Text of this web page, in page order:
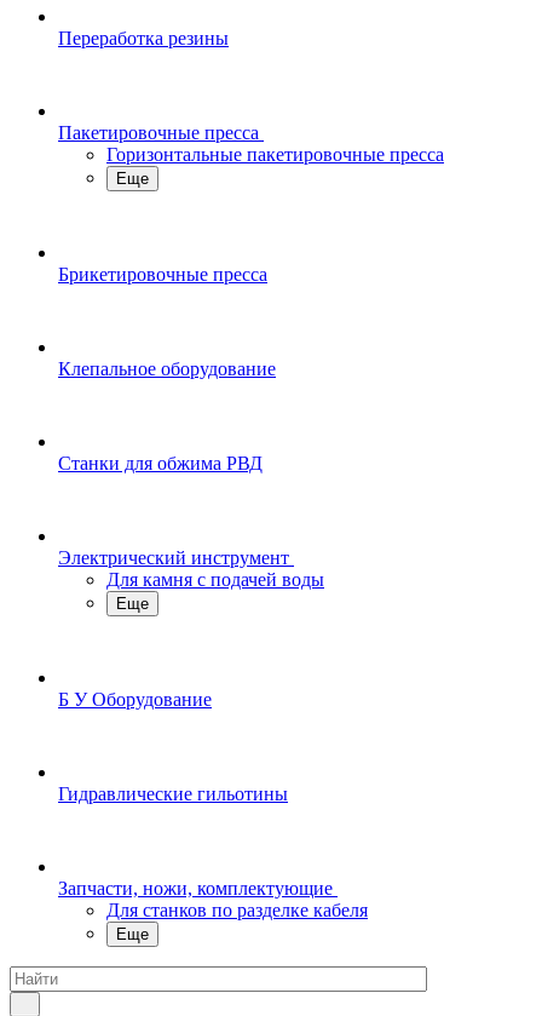
Переработка резины
Пакетировочные пресса
Горизонтальные пакетировочные пресса
Еще
Брикетировочные пресса
Клепальное оборудование
Станки для обжима РВД
Электрический инструмент
Для камня с подачей воды
Еще
Б У Оборудование
Гидравлические гильотины
Запчасти, ножи, комплектующие
Для станков по разделке кабеля
Еще